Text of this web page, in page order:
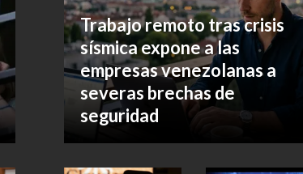
Trabajo remoto tras crisis
sísmica expone a las
empresas venezolanas a
severas brechas de
seguridad